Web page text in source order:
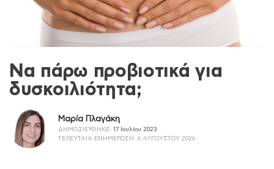
Nα πάρω προβιοτικά για
δυσκοιλιότητα;
Μαρία Πλαγάκη
ΔΗΜΟΣΙΕΎΘΗΚΕ: 17 Ιουλίου 2023
ΤΕΛΕΥΤΑΊΑ ΕΝΗΜΈΡΩΣΗ: 6 ΑΥΓΟΎΣΤΟΥ 2026